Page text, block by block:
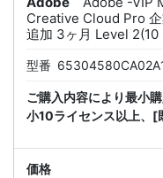
Creative Cloud Pro
追加 3ヶ月 Level
型番
ご購入内容により最小
小10ライセンス以上、[